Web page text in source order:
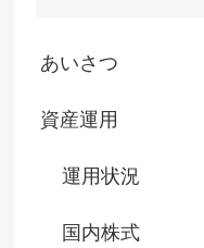
あいさつ
資産運用
運用状況
国内株式